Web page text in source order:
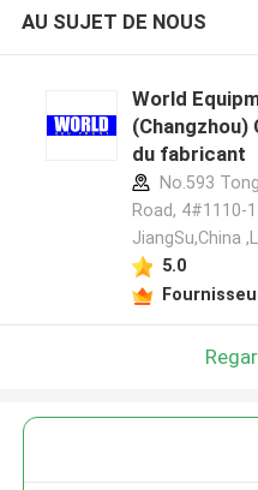
AU SUJET DE NOUS
World
du fabricant
No.593
Road, 4#1110-
JiangSu,China
5.0